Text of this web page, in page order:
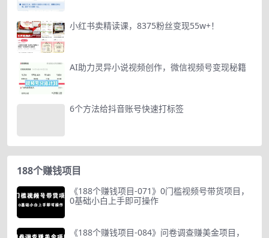
小红书卖精读课，8375粉丝变现55w+！
AI助力灵异小说视频创作，微信视频号变现秘籍
6个方法给抖音账号快速打标签
188个赚钱项目
《188个赚钱项目-071》0门槛视频号带货项目，
0基础小白上手即可操作
《188个赚钱项目-084》问卷调查赚美金项目，